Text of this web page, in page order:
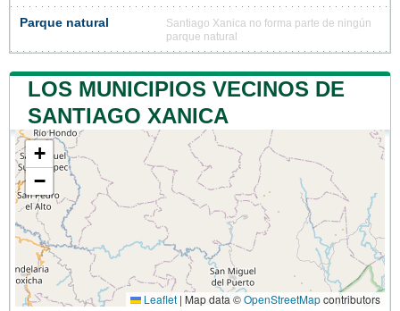
Parque natural
Santiago Xanica no forma parte de ningún
parque natural
LOS MUNICIPIOS VECINOS DE
SANTIAGO XANICA
+
−
Leaflet | Map data ©OpenStreetMapcontributors